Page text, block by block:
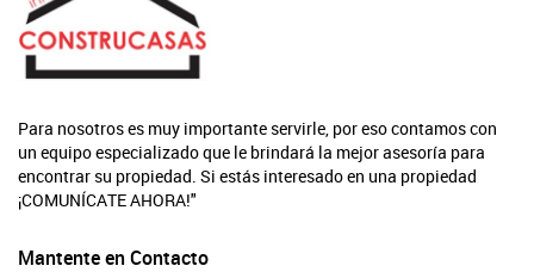
Para nosotros es muy importante servirle, por eso contamos con
un equipo especializado que le brindará la mejor asesoría para
encontrar su propiedad. Si estás interesado en una propiedad
¡COMUNÍCATE AHORA!"
Mantente en Contacto